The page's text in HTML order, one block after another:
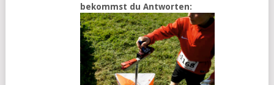
bekommst du Antworten: